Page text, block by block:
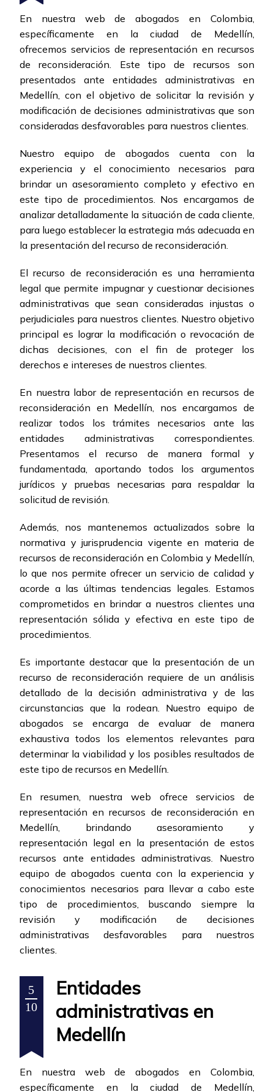
En nuestra web de abogados en Colombia,
específicamente en la ciudad de Medellín,
ofrecemos servicios de representación en recursos
de reconsideración. Este tipo de recursos son
presentados ante entidades administrativas en
Medellín, con el objetivo de solicitar la revisión y
modificación de decisiones administrativas que son
consideradas desfavorables para nuestros clientes.
Nuestro equipo de abogados cuenta con la
experiencia y el conocimiento necesarios para
brindar un asesoramiento completo y efectivo en
este tipo de procedimientos. Nos encargamos de
analizar detalladamente la situación de cada cliente,
para luego establecer la estrategia más adecuada en
la presentación del recurso de reconsideración.
El recurso de reconsideración es una herramienta
legal que permite impugnar y cuestionar decisiones
administrativas que sean consideradas injustas o
perjudiciales para nuestros clientes. Nuestro objetivo
principal es lograr la modificación o revocación de
dichas decisiones, con el fin de proteger los
derechos e intereses de nuestros clientes.
En nuestra labor de representación en recursos de
reconsideración en Medellín, nos encargamos de
realizar todos los trámites necesarios ante las
entidades administrativas correspondientes.
Presentamos el recurso de manera formal y
fundamentada, aportando todos los argumentos
jurídicos y pruebas necesarias para respaldar la
solicitud de revisión.
Además, nos mantenemos actualizados sobre la
normativa y jurisprudencia vigente en materia de
recursos de reconsideración en Colombia y Medellín,
lo que nos permite ofrecer un servicio de calidad y
acorde a las últimas tendencias legales. Estamos
comprometidos en brindar a nuestros clientes una
representación sólida y efectiva en este tipo de
procedimientos.
Es importante destacar que la presentación de un
recurso de reconsideración requiere de un análisis
detallado de la decisión administrativa y de las
circunstancias que la rodean. Nuestro equipo de
abogados se encarga de evaluar de manera
exhaustiva todos los elementos relevantes para
determinar la viabilidad y los posibles resultados de
este tipo de recursos en Medellín.
En resumen, nuestra web ofrece servicios de
representación en recursos de reconsideración en
Medellín, brindando asesoramiento y
representación legal en la presentación de estos
recursos ante entidades administrativas. Nuestro
equipo de abogados cuenta con la experiencia y
conocimientos necesarios para llevar a cabo este
tipo de procedimientos, buscando siempre la
revisión y modificación de decisiones
administrativas desfavorables para nuestros
clientes.
5
10
Entidades
administrativas en
Medellín
En nuestra web de abogados en Colombia,
específicamente en la ciudad de Medellín,